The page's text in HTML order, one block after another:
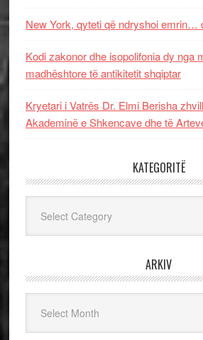
New York, qyteti që ndryshoi emrin…
Kodi zakonor dhe isopolifonia dy nga
madhështore të antikitetit shqiptar
Kryetari i Vatrës Dr. Elmi Berisha
Akademinë e Shkencave dhe të
KATEGORITË
ARKIV